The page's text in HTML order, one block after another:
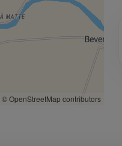
© OpenStreetMap contributors